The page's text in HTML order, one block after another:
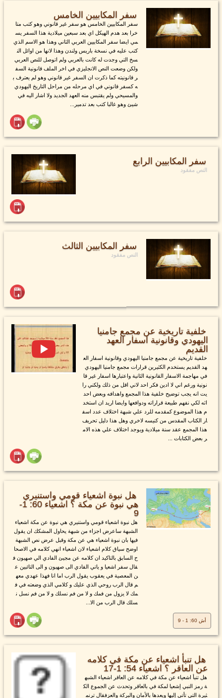
سفر المكابيين الخامس
سفر المكابيين الخامس هو سفر غير قانوني وهو كتب متا
خرا بعد هدم الهيكل اي بعد سبعين ميلادية هذا السفر يس
مي ايضا سفر المكابيين العربي الثاني وهذا هو الاسم الذي
كتب عليه في نسخة باريس ولندن وهذا لانها من اوائل الن
سخ التي وجدت له كانت بالعربي ولم اتوصل للنص العربي
ولكن وضعت النص الانجليزي في اخر الملف قانونية السف
ر قانونيته كما ذكرت ان السفر غير قانوني وهو لم يعترف ب
ه كسفر قانوني في اي مرحله من مراحل التاريخ اليهودي
والمسيحي ولم يقتبس منه العهد الجديد ولا اشار اليه في
شيئ وهو غالبا كتب بعد تدمير...
سفر المكابيين الرابع
النص مفقود
سفر المكابيين الثالث
النص مفقود
خلفية تاريخية عن مجمع جامنيا
اليهودي وقانونية اسفار العهد
القديم
خلفية تاريخية عن مجمع جامنيا اليهودي وقانونية اسفار الع
هد القديم يستخدم الكثيرين قرارات مجمع جامنيا اليهودي
في مهاجمة الاسفار القانونية الثانية واعتبارها اسفار غير قا
نونية ورغم اني لا ادين فكر احد لاني اقل من ذلك ولكني را
يت انه يجب توضيح خلفية هذا المجمع واهدافه وبعض احد
اثه لكي نفهم طبيعة قراراته ودوافعها وايضا اريد ان استخد
م هذا الموضوع كمقدمه للرد علي شبهة اختلاف عدد اسف
ار الكتاب المقدس من كنيسه لاخري وهل هذا دليل تحريف
هذا المجمع عقد سنة ميلادية ويوجد اختلاف علي هذه الام
ر بعض الكتابات ...
هل نبوة اشعياء قومي واستنيري
هي نبوة عن مكة ؟ اشعياء 60: 1-
9
هل نبوة اشعياء قومي واستنيري هي نبوة عن مكة اشعياء
الشبهة ساعرض اجزاء من شبهة يحاول المشكك ان يقول
فيها بان نبوة اشعياء هي عن مكة وقبل عرض نص الشبهة
اوضح سياق كلام اشعياء لان اشعياء انهي كلامه في الاصحا
ح السابق بالتاكيد ان كلامه عن مجيئ الفادي الي صهيون ف
قال سفر اشعيا و ياتي الفادي الى صهيون و الى التائبين ع
ن المعصية في يعقوب يقول الرب اما انا فهذا عهدي معه
م قال الرب روحي الذي عليك و كلامي الذي وضعته في ف
مك لا يزول من فمك و لا من فم نسلك و لا من فم نسل ن
سلك قال الرب من الا...
أش 60: 1 - 9
هل تنبأ اشعياء عن مكة في كلامه
عن العاقر ؟ اشعياء 54: 1-17
هل تنبأ اشعياء عن مكة في كلامه عن العاقر اشعياء الشبه
ة رمز النبي إشعيا لمكة في بالعاقر وتحدث عن الجموع الك
ثيرة التي تأتي إليها ويعدها بالأمان والبركة والعزفقال ترنم